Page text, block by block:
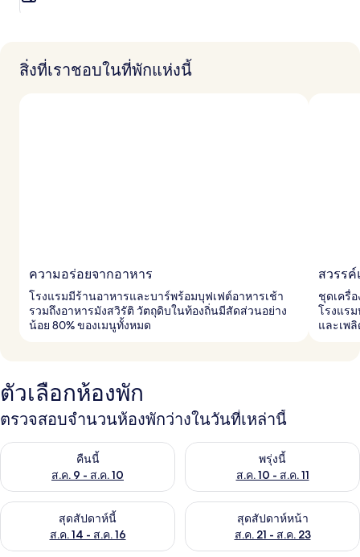
สิ่งที่เราชอบในที่พักแห่งนี้
ความอร่อยจากอาหาร
โรงแรมมีร้านอาหารและบาร์พร้อมบุฟเฟต์อาหารเช้า
รวมถึงอาหารมังสวิรัติ วัตถุดิบในท้องถิ่นมีสัดส่วนอย่าง
น้อย 80% ของเมนูทั้งหมด
สวรร
ชุดเครื่
โรงแร
และเพ
ตัวเลือกห้องพัก
ตรวจสอบจำนวนห้องพักว่างในวันที่เหล่านี้
คืนนี้
ส.ค. 9 - ส.ค. 10
ตรวจสอบจำนวนห้องพักว่างในคืนนี้ ส.ค. 9 - ส.ค. 10
พรุ่งนี้
ส.ค. 10 - ส.ค. 11
ตรวจสอบจำนวนห้องพักว่างใน
สุดสัปดาห์นี้
ส.ค. 14 - ส.ค. 16
ตรวจสอบจำนวนห้องพักว่างในสุดสัปดาห์นี้ ส.ค. 14 - ส.ค. 16
สุดสัปดาห์หน้า
ส.ค. 21 - ส.ค. 23
ตรวจสอบจำนวนห้องพักว่างใน